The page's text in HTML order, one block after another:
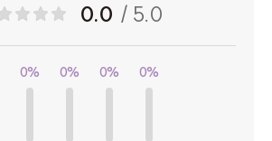
0.0 / 5.0
0% 0% 0% 0%